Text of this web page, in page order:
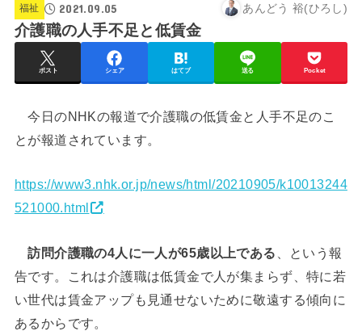
福祉 2021.09.05 あんどう 裕(ひろし)
介護職の人手不足と低賃金
ポスト シェア はてブ 送る Pocket
今日のNHKの報道で介護職の低賃金と人手不足のこ
とが報道されています。
https://www3.nhk.or.jp/news/html/20210905/k10013244
521000.html
訪問介護職の4人に一人が65歳以上である 、という報
告です。これは介護職は低賃金で人が集まらず、特に若
い世代は賃金アップも見通せないために敬遠する傾向に
あるからです。